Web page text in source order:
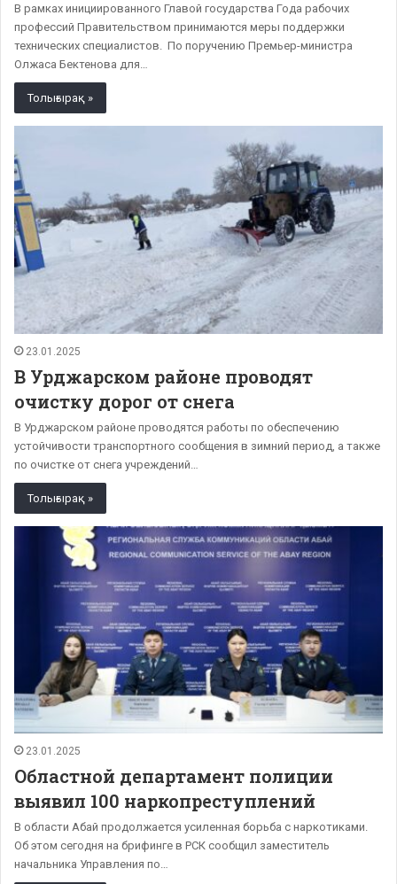
В рамках инициированного Главой государства Года рабочих
профессий Правительством принимаются меры поддержки
технических специалистов. По поручению Премьер-министра
Олжаса Бектенова для…
Толығырақ »
23.01.2025
В Урджарском районе проводят
очистку дорог от снега
В Урджарском районе проводятся работы по обеспечению
устойчивости транспортного сообщения в зимний период, а также
по очистке от снега учреждений…
Толығырақ »
23.01.2025
Областной департамент полиции
выявил 100 наркопреступлений
В области Абай продолжается усиленная борьба с наркотиками.
Об этом сегодня на брифинге в РСК сообщил заместитель
начальника Управления по…